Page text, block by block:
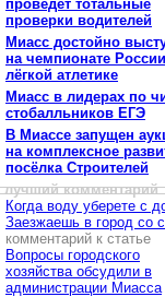
проведёт тотальные
проверки водителей
Миасс достойно
на чемпионате
лёгкой атлетике
Миасс в лидерах по
стобалльников ЕГЭ
В Миассе запущен
на комплексное
посёлка Строителей
лучший комментарий
Когда воду уберете с
Заезжаешь в город со
комментарий к статье
Вопросы городского
хозяйства обсудили в
администрации Миасса